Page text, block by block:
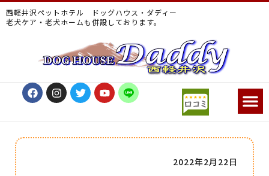
西軽井沢ペットホテル ドッグハウス・ダディー
老犬ケア・老犬ホームも併設しております。
2022年2月22日